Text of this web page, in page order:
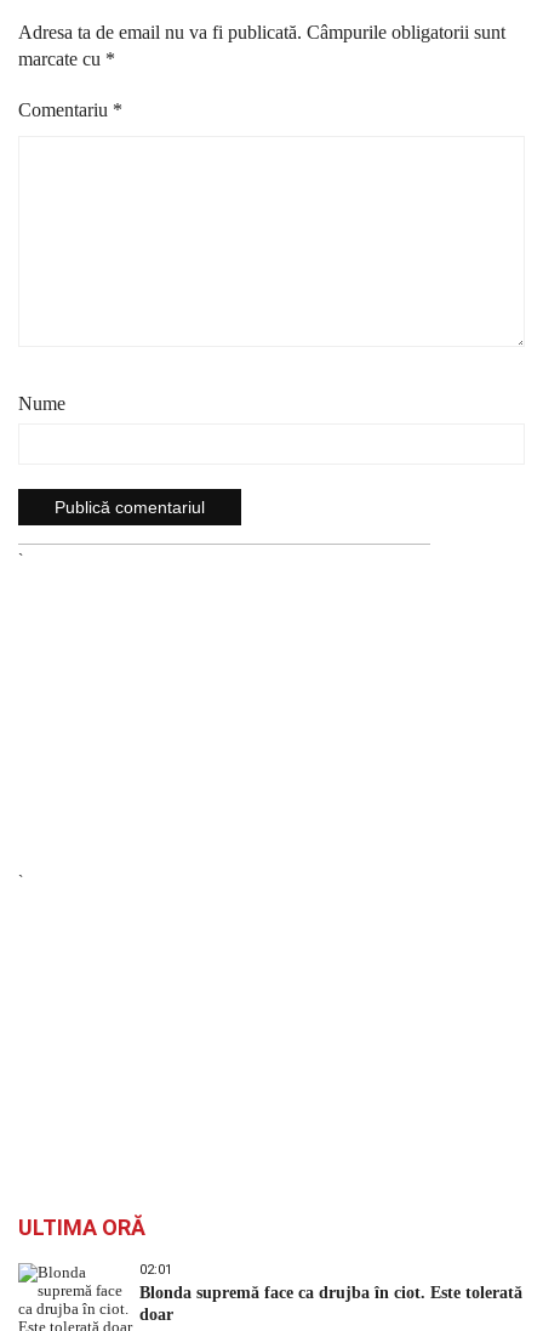
Adresa ta de email nu va fi publicată. Câmpurile obligatorii sunt
marcate cu *
Comentariu *
Nume
`
`
ULTIMA ORĂ
02:01
Blonda supremă face ca drujba în ciot. Este tolerată
doar